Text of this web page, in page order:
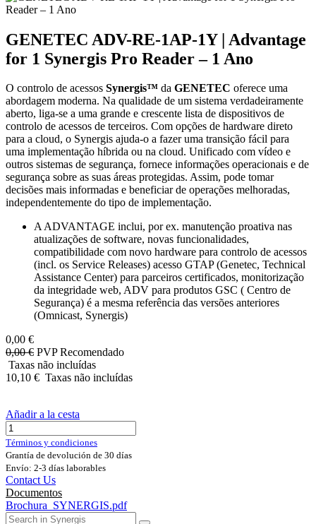
GENETEC ADV-RE-1AP-1Y | Advantage
for 1 Synergis Pro Reader – 1 Ano
O controlo de acessos Synergis™ da GENETEC oferece uma
abordagem moderna. Na qualidade de um sistema verdadeiramente
aberto, liga-se a uma grande e crescente lista de dispositivos de
controlo de acessos de terceiros. Com opções de hardware direto
para a cloud, o Synergis ajuda-o a fazer uma transição fácil para
uma implementação híbrida ou na cloud. Unificado com vídeo e
outros sistemas de segurança, fornece informações operacionais e de
segurança sobre as suas áreas protegidas. Assim, pode tomar
decisões mais informadas e beneficiar de operações melhoradas,
independentemente do tipo de implementação.
A ADVANTAGE inclui, por ex. manutenção proativa nas
atualizações de software, novas funcionalidades,
compatibilidade com novo hardware para controlo de acessos
(incl. os Service Releases) acesso GTAP (Genetec, Technical
Assistance Center) para parceiros certificados, monitorização
da integridade web, ADV para produtos GSC ( Centro de
Segurança) é a mesma referência das versões anteriores
(Omnicast, Synergis)
0,00 €
0,00€ PVP Recomendado
Taxas não incluídas
10,10 € Taxas não incluídas
Añadir a la cesta
Términos y condiciones
Grantía de devolución de 30 días
Envío: 2-3 días laborables
Contact Us
Documentos
Brochura_SYNERGIS.pdf